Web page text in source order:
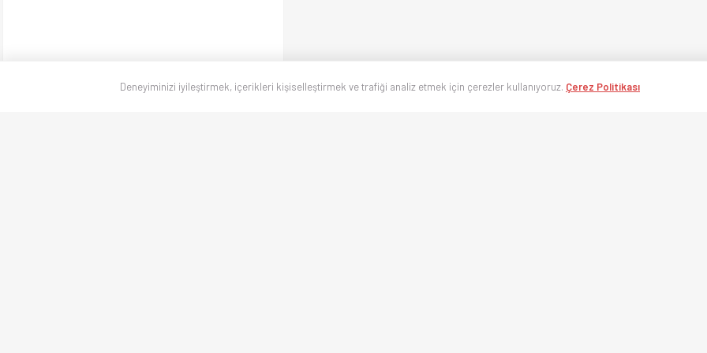
Deneyiminizi iyileştirmek, içerikleri kişiselleştirmek ve trafiği analiz etmek için çerezler kullanıyoruz. Çerez Politikası